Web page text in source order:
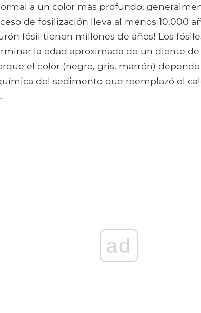
a un color más profundo,
de fosilización lleva al menos 10,000
fósil tienen millones de años! Los
la edad aproximada de un diente
el color (negro, gris, marrón)
del sedimento que reemplazó el
ad